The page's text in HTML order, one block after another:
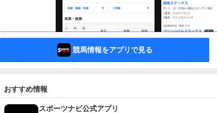
競馬情報をアプリで見る
おすすめ情報
スポーツナビ公式アプリ